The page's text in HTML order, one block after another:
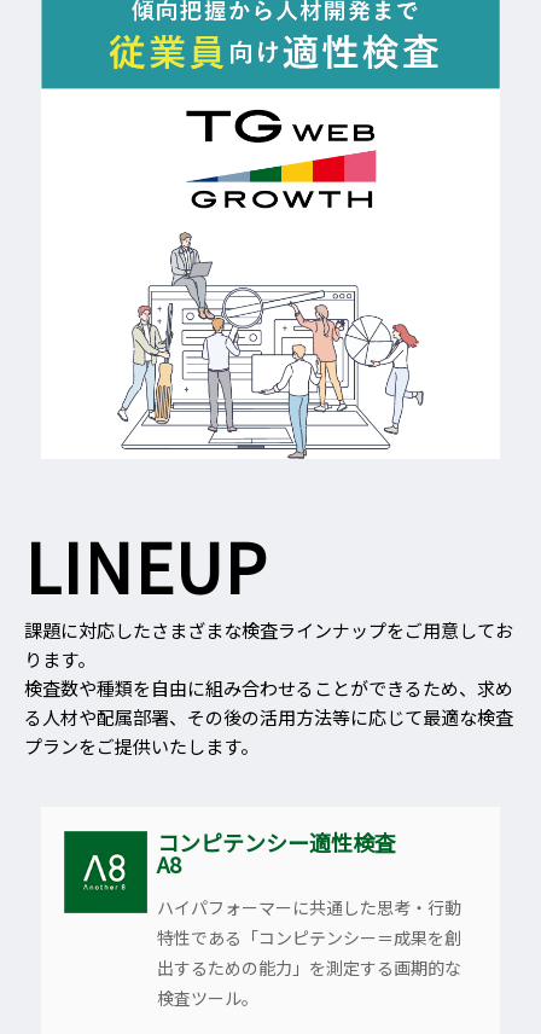
LINEUP
課題に対応したさまざまな検査ラインナップをご用意してお
ります。
検査数や種類を自由に組み合わせることができるため、求め
る人材や配属部署、その後の活用方法等に応じて最適な検査
プランをご提供いたします。
コンピテンシー適性検査
A8
ハイパフォーマーに共通した思考・行動
特性である「コンピテンシー＝成果を創
出するための能力」を測定する画期的な
検査ツール。